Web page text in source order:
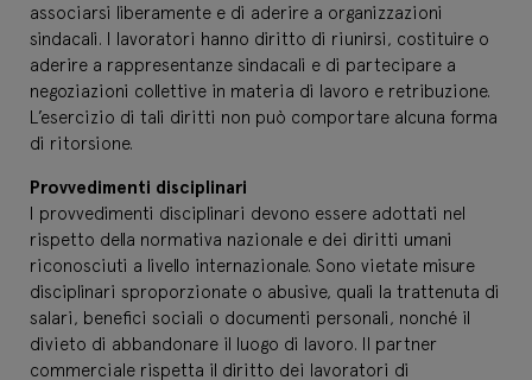
associarsi liberamente e di aderire a organizzazioni
sindacali. I lavoratori hanno diritto di riunirsi, costituire o
aderire a rappresentanze sindacali e di partecipare a
negoziazioni collettive in materia di lavoro e retribuzione.
L’esercizio di tali diritti non può comportare alcuna forma
di ritorsione.
Provvedimenti disciplinari
I provvedimenti disciplinari devono essere adottati nel
rispetto della normativa nazionale e dei diritti umani
riconosciuti a livello internazionale. Sono vietate misure
disciplinari sproporzionate o abusive, quali la trattenuta di
salari, benefici sociali o documenti personali, nonché il
divieto di abbandonare il luogo di lavoro. Il partner
commerciale rispetta il diritto dei lavoratori di